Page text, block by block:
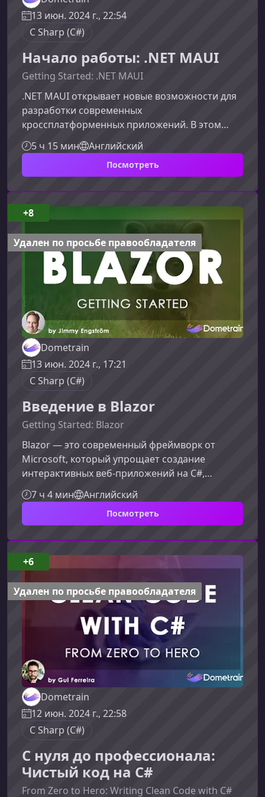
13 июн. 2024 г., 22:54
C Sharp (C#)
Начало работы: .NET MAUI
Getting Started: .NET MAUI
.NET MAUI открывает новые возможности для
разработки современных
кроссплатформенных приложений. В этом
материале мы подробно рассмотрим, что
делает .NET MAUI мощным инструментом,
какие преимущества он дает разработчикам и
работу с платформой.Что такое .NET MAUI и
почему он важен.NET Multi-platform App UI
(.NET MAUI) — это эволюция Xamarin.Forms,
объединяющая развитие приложений для
мобильных и настольн
5 ч 15 мин Английский
Посмотреть
Dometrain
13 июн. 2024 г., 17:21
C Sharp (C#)
Введение в Blazor
Getting Started: Blazor
Blazor — это современный фреймворк от
Microsoft, который упрощает создание
интерактивных веб‑приложений на C#,
минимизируя необходимость использовать
JavaScript. Если вы хотите понимать, как
работает Blazor и как применять его для
идеальной отправной точкой.Что вы узнаете
на курсеКурс «Введение в Blazor» помогает
быстро освоить основы фреймворка и понять
его ключевые преимущества. Под
руководством Microsoft
7 ч 4 мин Английский
Посмотреть
+8
Удален по просьбе правообладателя
Dometrain
12 июн. 2024 г., 22:58
C Sharp (C#)
С нуля до профессионала:
Чистый код на C#
From Zero to Hero: Writing Clean Code with C#
+6
Удален по просьбе правообладателя